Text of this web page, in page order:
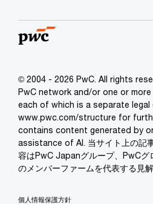
© 2004 - 2026 PwC. All rights
PwC network and/or one or
each of which is a separate legal
www.pwc.com/structure for
contains content generated by
assistance of AI. 当サイト上の記
容はPwC Japanグループ、PwCグ
のメンバーファームを代表する見
個人情報保護方針